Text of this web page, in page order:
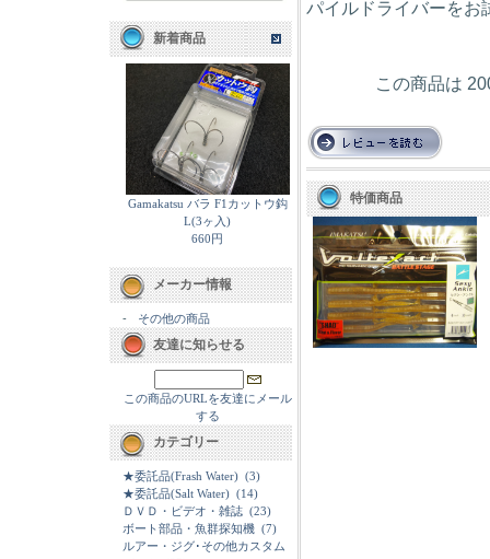
新着商品
Gamakatsu バラ F1カットウ鈎
L(3ヶ入)
660円
メーカー情報
- その他の商品
友達に知らせる
この商品のURLを友達にメール
する
カテゴリー
★委託品(Frash Water) (3)
★委託品(Salt Water) (14)
ＤＶＤ・ビデオ・雑誌 (23)
ボート部品・魚群探知機 (7)
ルアー・ジグ･その他カスタム
パイルドライバーをお
この商品は
特価商品